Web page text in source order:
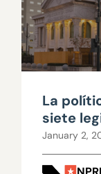
La
siete
cargo a
January 2,